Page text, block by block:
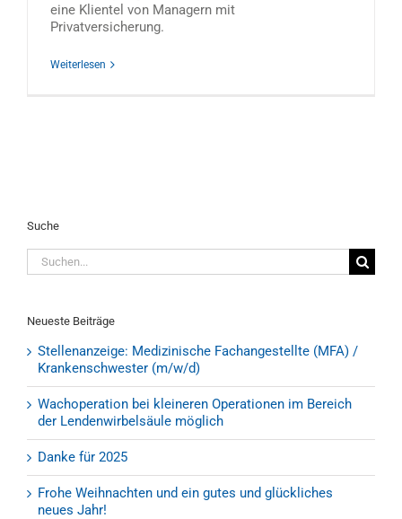
eine Klientel von Managern mit
Privatversicherung.
Weiterlesen
Suche
Suche
nach:
Neueste Beiträge
Stellenanzeige: Medizinische Fachangestellte (MFA) /
Krankenschwester (m/w/d)
Wachoperation bei kleineren Operationen im Bereich
der Lendenwirbelsäule möglich
Danke für 2025
Frohe Weihnachten und ein gutes und glückliches
neues Jahr!